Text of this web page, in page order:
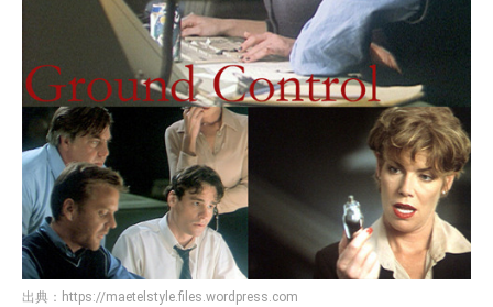
出典： https://maetelstyle.files.wordpress.com